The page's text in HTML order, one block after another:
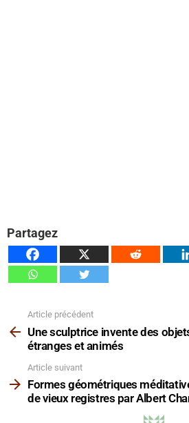
Partagez
plus
Article précédent
Une sculptrice invente des
étranges et animés
Article suivant
Formes géométriques
de vieux registres par Albert